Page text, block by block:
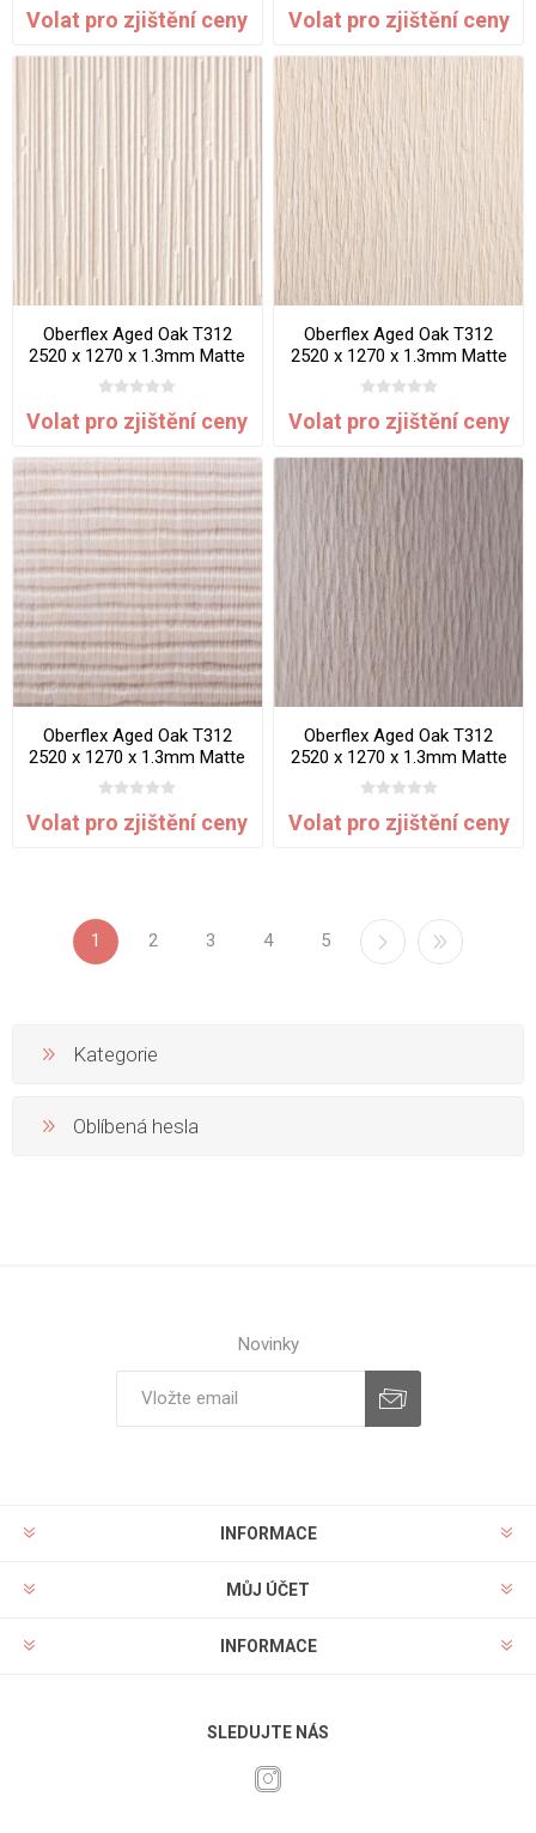
Volat pro zjištění ceny Volat pro zjištění ceny
Oberflex Aged Oak T312
2520 x 1270 x 1.3mm Matte
Cleft Wood
Volat pro zjištění ceny
Oberflex Aged Oak T312
2520 x 1270 x 1.3mm Matte
Fossilized Wood
Volat pro zjištění ceny
Oberflex Aged Oak T312
2520 x 1270 x 1.3mm Matte
Gator Wood
Volat pro zjištění ceny
Oberflex Aged Oak T312
2520 x 1270 x 1.3mm Matte
Gouged Wood
Volat pro zjištění ceny
1 2 3 4 5
Kategorie
Oblíbená hesla
Novinky
INFORMACE
MŮJ ÚČET
INFORMACE
SLEDUJTE NÁS